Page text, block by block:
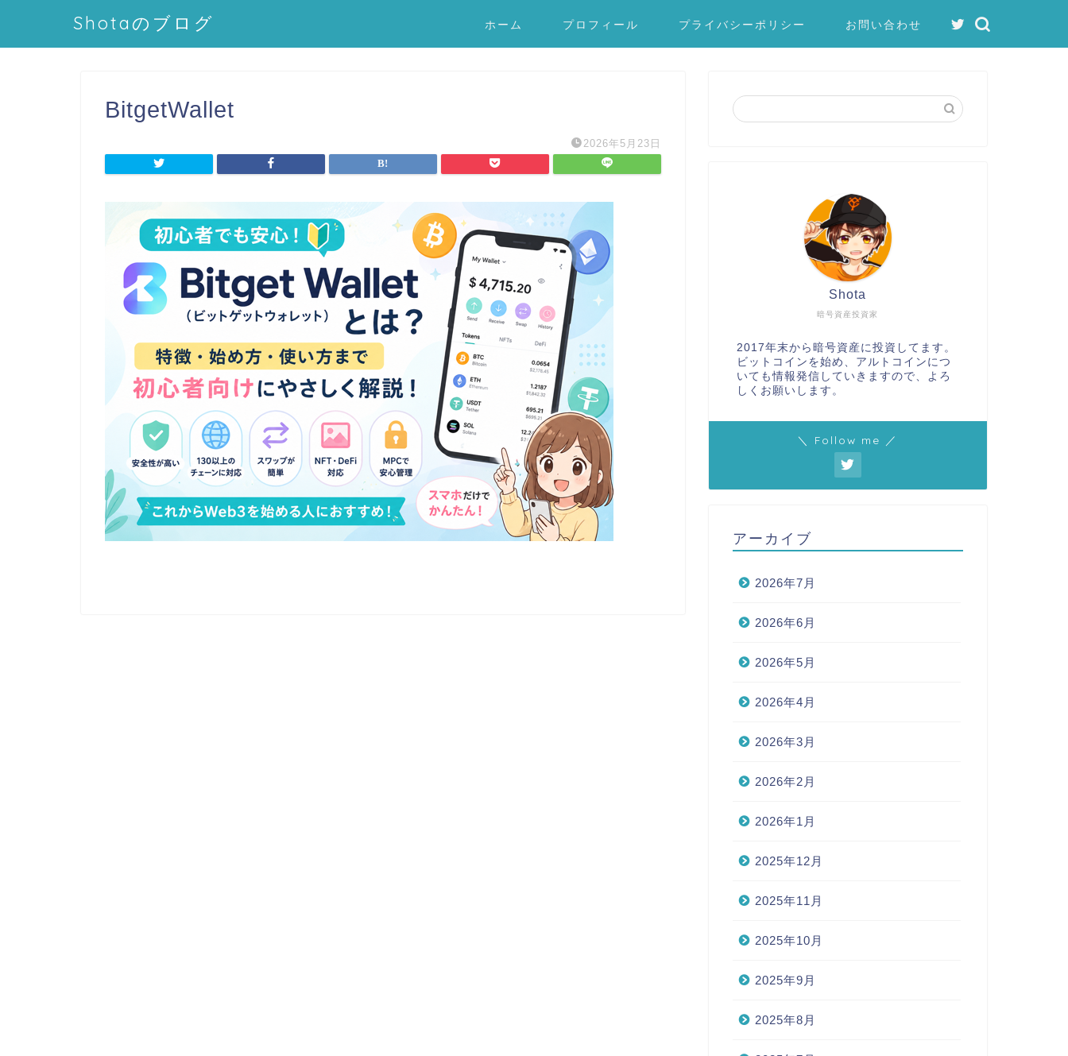
Shotaのブログ ホーム プロフィール プライバシーポリシー お問い合わせ
BitgetWallet
2026年5月23日
暗号資産投資家
Shota
2017年末から暗号資産に投資してます。
ビットコインを始め、アルトコインにつ
いても情報発信していきますので、よろ
しくお願いします。
＼ Follow me ／
アーカイブ
2026年7月
2026年6月
2026年5月
2026年4月
2026年3月
2026年2月
2026年1月
2025年12月
2025年11月
2025年10月
2025年9月
2025年8月